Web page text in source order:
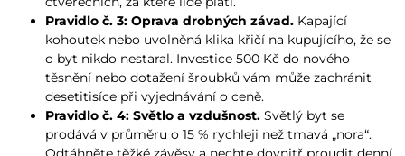
Pravidlo č. 3: Oprava drobných závad. Kapající
kohoutek nebo uvolněná klika křičí na kupujícího, že se
o byt nikdo nestaral. Investice 500 Kč do nového
těsnění nebo dotažení šroubků vám může zachránit
desetitisíce při vyjednávání o ceně.
Pravidlo č. 4: Světlo a vzdušnost. Světlý byt se
prodává v průměru o 15 % rychleji než tmavá „nora“.